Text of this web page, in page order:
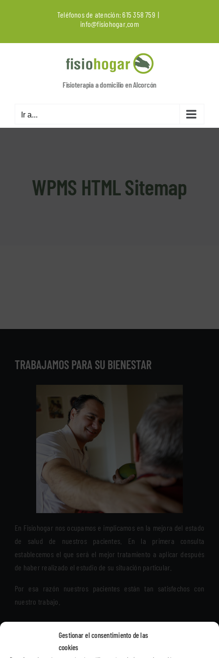
Gestionar el consentimiento de las
cookies
Teléfonos de atención:615 358 759 |
info@fisiohogar.com
Fisioterapia a domicilio en Alcorcón
Ir a...
WPMS HTML Sitemap
TRABAJAMOS PARA SU BIENESTAR
En Fisiohogar nos ocupamos e implicamos en la mejora del estado
de salud de nuestros pacientes. En la primera consulta
establecemos el que será el mejor tratamiento a aplicar después
de haber realizado el estudio de su situación particular.
Por esa razón nuestros pacientes están tan satisfechos con
nuestro trabajo.
LE LLAMAMOS AHORA